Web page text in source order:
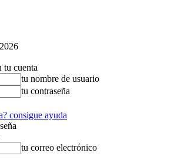
tu cuenta
tu nombre de usuario
tu contraseña
consigue ayuda
tu correo electrónico